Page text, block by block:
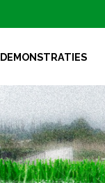
DEMONSTRATIES